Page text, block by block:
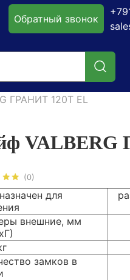
Обратный звонок
ГРАНИТ 120Т EL
(0)
VALBERG
для
внешние, мм
замков в